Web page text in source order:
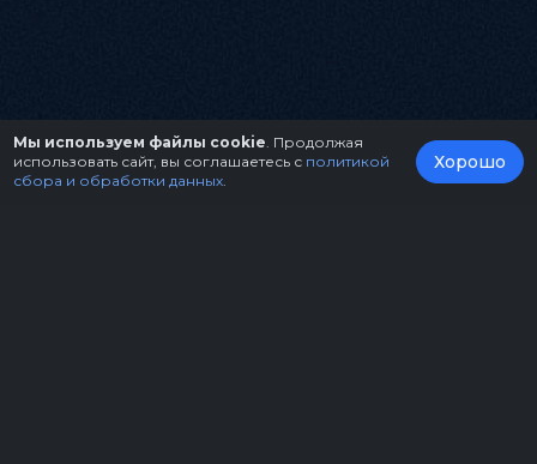
Мы используем файлы cookie . Продолжая
использовать сайт, вы соглашаетесь с политикой
сбора и обработки данных
Хорошо